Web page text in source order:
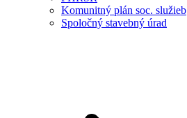
Komunitný plán soc. služieb
Spoločný stavebný úrad